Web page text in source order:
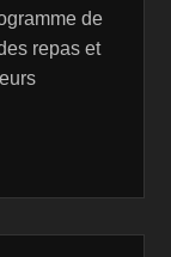
de
repas et